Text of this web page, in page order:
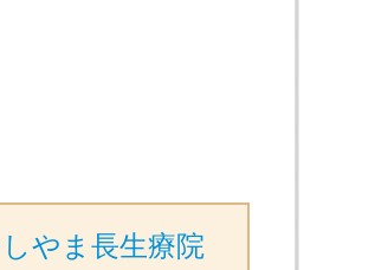
やま長生療院